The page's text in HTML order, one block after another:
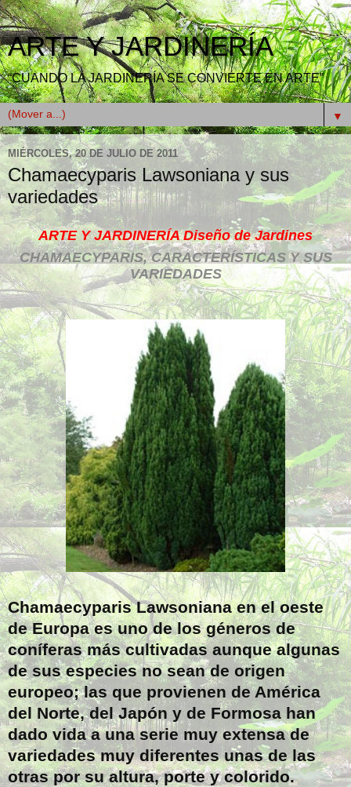
ARTE Y JARDINERÍA
“CUANDO LA JARDINERÍA SE CONVIERTE EN ARTE”
▼
MIÉRCOLES, 20 DE JULIO DE 2011
Chamaecyparis Lawsoniana y sus
variedades
ARTE Y JARDINERÍA Diseño de Jardines
CHAMAECYPARIS, CARACTERÍSTICAS Y SUS
VARIEDADES
Chamaecyparis Lawsoniana en el oeste
de Europa es uno de los géneros de
coníferas más cultivadas aunque algunas
de sus especies no sean de origen
europeo; las que provienen de América
del Norte, del Japón y de Formosa han
dado vida a una serie muy extensa de
variedades muy diferentes unas de las
otras por su altura, porte y colorido.